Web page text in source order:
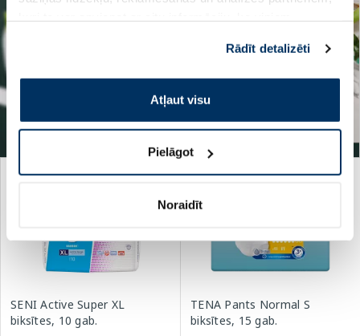
pakalpojumus. Ja piekrītat šo papildu sīkdatņu
izmantošanai, lūdzu, atzīmējiet savu izvēli:
Rādīt detalizēti
Atļaut visu
Pielāgot
Noraidīt
SENI Active Super XL
biksītes, 10 gab.
TENA Pants Normal S
biksītes, 15 gab.